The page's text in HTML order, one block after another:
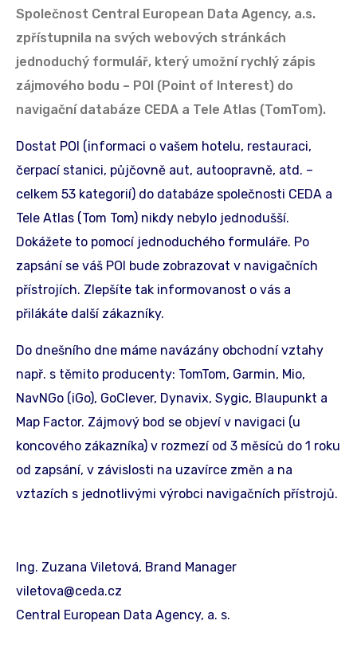
Společnost Central European Data Agency, a.s.
zpřístupnila na svých webových stránkách
jednoduchý formulář, který umožní rychlý zápis
zájmového bodu – POI (Point of Interest) do
navigační databáze CEDA a Tele Atlas (TomTom).
Dostat POI (informaci o vašem hotelu, restauraci,
čerpací stanici, půjčovně aut, autoopravně, atd. –
celkem 53 kategorií) do databáze společnosti CEDA a
Tele Atlas (Tom Tom) nikdy nebylo jednodušší.
Dokážete to pomocí jednoduchého formuláře. Po
zapsání se váš POI bude zobrazovat v navigačních
přístrojích. Zlepšíte tak informovanost o vás a
přilákáte další zákazníky.
Do dnešního dne máme navázány obchodní vztahy
např. s těmito producenty: TomTom, Garmin, Mio,
NavNGo (iGo), GoClever, Dynavix, Sygic, Blaupunkt a
Map Factor. Zájmový bod se objeví v navigaci (u
koncového zákazníka) v rozmezí od 3 měsíců do 1 roku
od zapsání, v závislosti na uzavírce změn a na
vztazích s jednotlivými výrobci navigačních přístrojů.
Ing. Zuzana Viletová, Brand Manager
viletova@ceda.cz
Central European Data Agency, a. s.